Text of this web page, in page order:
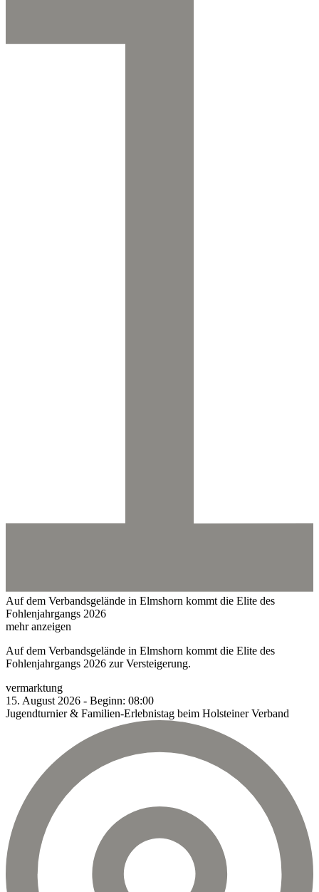
Auf dem Verbandsgelände in Elmshorn kommt die Elite des
Fohlenjahrgangs 2026
mehr anzeigen
Auf dem Verbandsgelände in Elmshorn kommt die Elite des
Fohlenjahrgangs 2026 zur Versteigerung.
vermarktung
15. August 2026 - Beginn: 08:00
Jugendturnier & Familien-Erlebnistag beim Holsteiner Verband